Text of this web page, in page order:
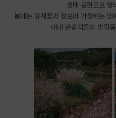
생태 공원으로 탈
봄에는 유채꽃과 청보리 가을에는
내내 관광객들의 발걸